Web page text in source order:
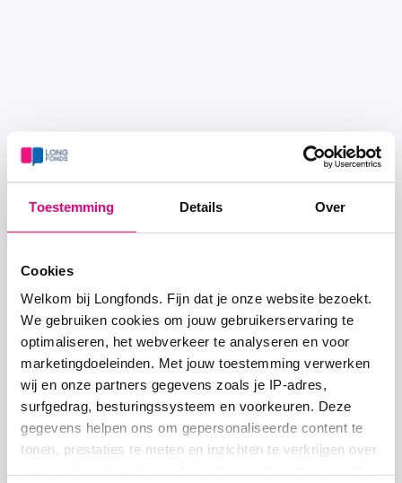
Toestemming Details Over
Cookies
Welkom bij Longfonds. Fijn dat je onze website bezoekt.
We gebruiken cookies om jouw gebruikerservaring te
optimaliseren, het webverkeer te analyseren en voor
marketingdoeleinden. Met jouw toestemming verwerken
wij en onze partners gegevens zoals je IP-adres,
surfgedrag, besturingssysteem en voorkeuren. Deze
gegevens helpen ons om gepersonaliseerde content te
tonen, prestaties te meten en inzichten te verkrijgen over